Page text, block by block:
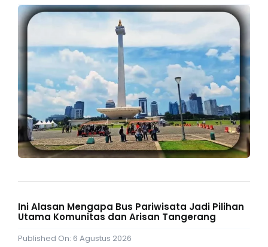
Ini Alasan Mengapa Bus Pariwisata Jadi Pilihan
Utama Komunitas dan Arisan Tangerang
Published On: 6 Agustus 2026